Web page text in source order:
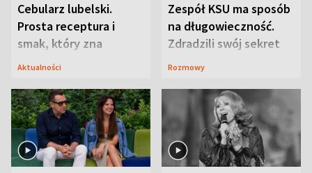
Cebularz lubelski.
Prosta receptura i
smak, który zna
Lubelszczyzna
Aktualności
Zespół KSU ma sposób
na długowieczność.
Zdradzili swój sekret
Rozmowy